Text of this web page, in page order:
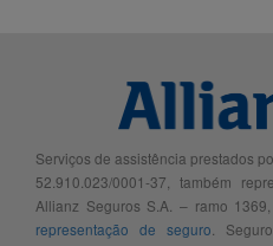
Serviços de assistência prestados
52.910.023/0001-37, também
Allianz Seguros S.A. – ramo
representação de seguro .